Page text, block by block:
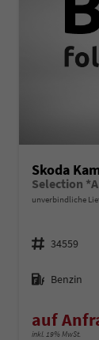
Skoda
unverbindliche
Fahrzeugnr.
34559
Kraftstoff
Benzin
auf
inkl. 19% MwSt.